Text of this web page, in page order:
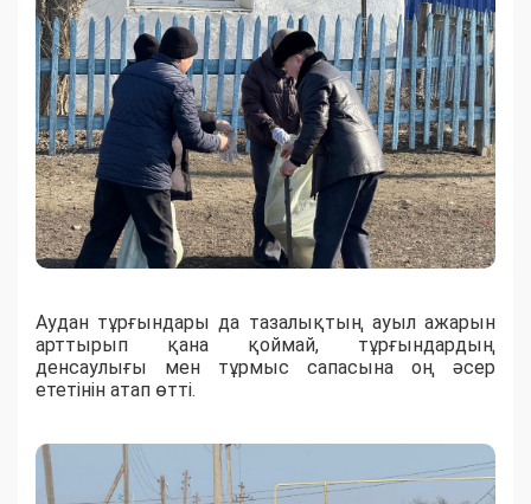
Аудан тұрғындары да тазалықтың ауыл ажарын
арттырып қана қоймай, тұрғындардың
денсаулығы мен тұрмыс сапасына оң әсер
ететінін атап өтті.